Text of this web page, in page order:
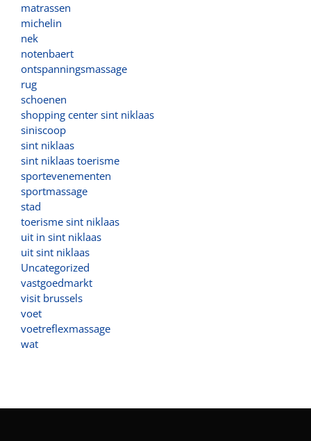
matrassen
michelin
nek
notenbaert
ontspanningsmassage
rug
schoenen
shopping center sint niklaas
siniscoop
sint niklaas
sint niklaas toerisme
sportevenementen
sportmassage
stad
toerisme sint niklaas
uit in sint niklaas
uit sint niklaas
Uncategorized
vastgoedmarkt
visit brussels
voet
voetreflexmassage
wat